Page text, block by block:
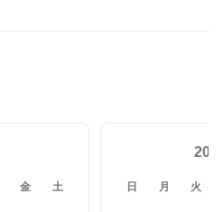
金 土 日 月 火